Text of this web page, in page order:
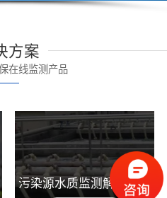
方案
在线监测产品
污染源水质监测解决方案